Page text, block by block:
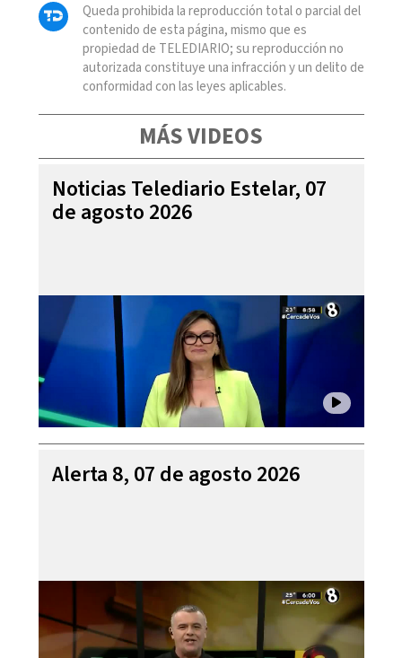
Queda prohibida la reproducción total o parcial del
contenido de esta página, mismo que es
propiedad de TELEDIARIO; su reproducción no
autorizada constituye una infracción y un delito de
conformidad con las leyes aplicables.
MÁS VIDEOS
Noticias Telediario Estelar, 07
de agosto 2026
Alerta 8, 07 de agosto 2026